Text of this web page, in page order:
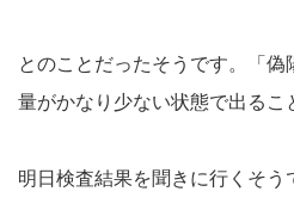
とのことだったそうです。「偽
量がかなり少ない状態で出るこ
明日検査結果を聞きに行くそう